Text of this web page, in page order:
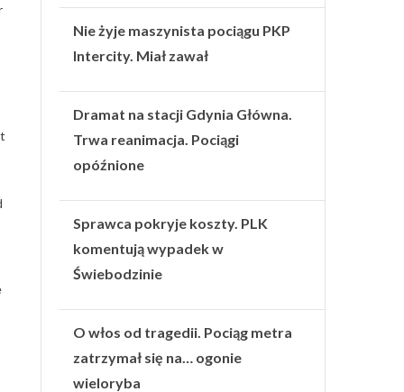
Nie żyje maszynista pociągu PKP
Intercity. Miał zawał
Dramat na stacji Gdynia Główna.
Trwa reanimacja. Pociągi
opóźnione
Sprawca pokryje koszty. PLK
komentują wypadek w
Świebodzinie
O włos od tragedii. Pociąg metra
zatrzymał się na… ogonie
wieloryba